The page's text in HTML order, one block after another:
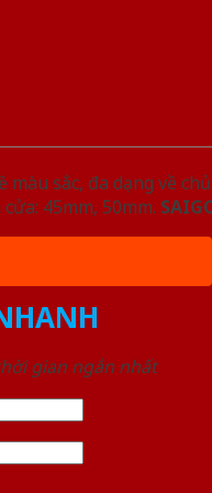
màu sắc, đa dạng về
45mm, 50mm.
gian ngắn nhất